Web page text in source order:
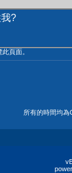
?
頁面。
所有的時間均為